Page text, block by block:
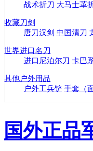
战术折刀 大马士革
收藏刀剑
唐刀汉剑 中国清刀
世界进口名刀
进口尼泊尔刀 卡巴
其他户外用品
户外工兵铲 手套（
国外正品